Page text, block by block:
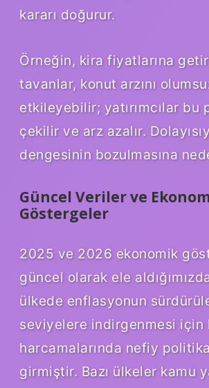
kararı doğurur.
Örneğin, kira fiyatlarına
tavanlar, konut arzını
etkileyebilir; yatırımcılar bu
çekilir ve arz azalır.
dengesinin bozulmasına
Güncel Veriler ve
Göstergeler
2025 ve 2026 ekonomik
güncel olarak ele
ülkede enflasyonun
seviyelere indirgenmesi için
harcamalarında nefiy
girmiştir. Bazı ülkeler kamu